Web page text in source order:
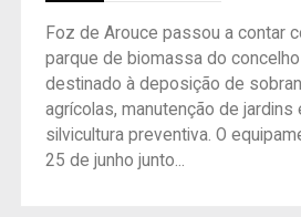
Foz de Arouce passou a contar
parque de biomassa do
destinado à deposição de
agrícolas, manutenção de jardins
silvicultura preventiva. O
25 de junho junto...